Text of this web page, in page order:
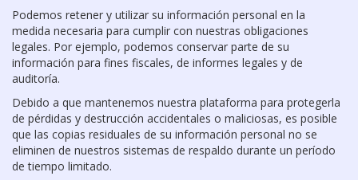
Podemos retener y utilizar su información personal en la
medida necesaria para cumplir con nuestras obligaciones
legales. Por ejemplo, podemos conservar parte de su
información para fines fiscales, de informes legales y de
auditoría.
Debido a que mantenemos nuestra plataforma para protegerla
de pérdidas y destrucción accidentales o maliciosas, es posible
que las copias residuales de su información personal no se
eliminen de nuestros sistemas de respaldo durante un período
de tiempo limitado.